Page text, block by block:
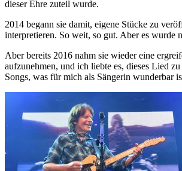
dieser Ehre zuteil wurde.
2014 begann sie damit, eigene Stücke zu
interpretieren. So weit, so gut. Aber es wurde
Aber bereits 2016 nahm sie wieder eine
aufzunehmen, und ich liebte es, dieses Lied
Songs, was für mich als Sängerin wunderbar